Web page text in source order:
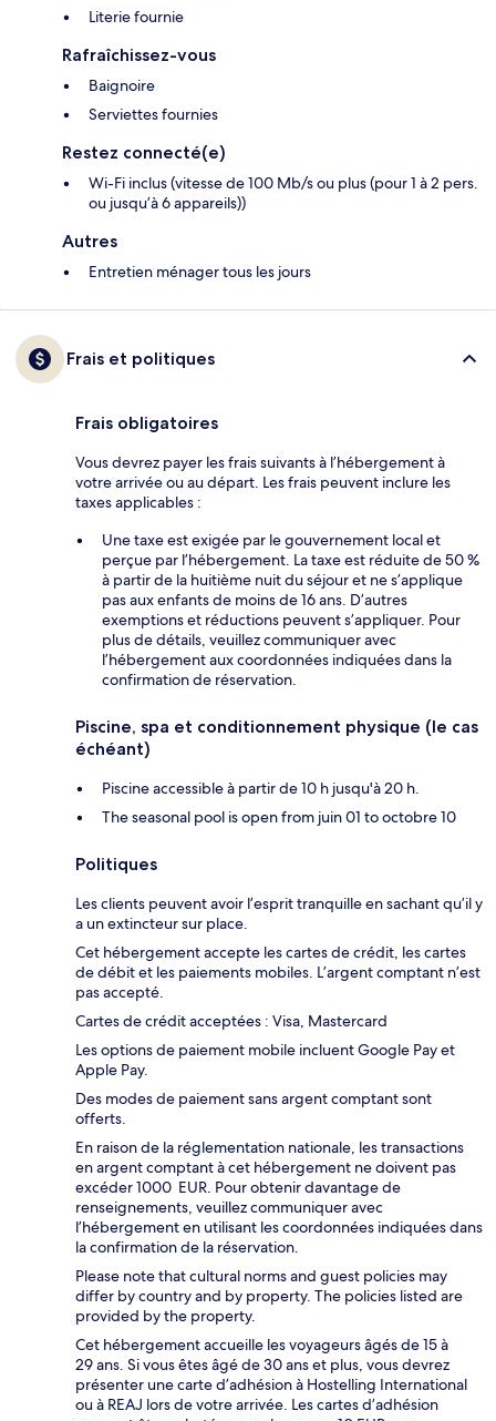
Literie fournie
Rafraîchissez-vous
Baignoire
Serviettes fournies
Restez connecté(e)
Wi-Fi inclus (vitesse de 100 Mb/s ou plus (pour 1 à 2 pers.
ou jusqu’à 6 appareils))
Autres
Entretien ménager tous les jours
Frais et politiques
Frais obligatoires
Vous devrez payer les frais suivants à l’hébergement à
votre arrivée ou au départ. Les frais peuvent inclure les
taxes applicables :
Une taxe est exigée par le gouvernement local et
perçue par l’hébergement. La taxe est réduite de 50 %
à partir de la huitième nuit du séjour et ne s’applique
pas aux enfants de moins de 16 ans. D’autres
exemptions et réductions peuvent s’appliquer. Pour
plus de détails, veuillez communiquer avec
l’hébergement aux coordonnées indiquées dans la
confirmation de réservation.
Piscine, spa et conditionnement physique (le cas
échéant)
Piscine accessible à partir de 10 h jusqu'à 20 h.
The seasonal pool is open from juin 01 to octobre 10
Politiques
Les clients peuvent avoir l’esprit tranquille en sachant qu’il y
a un extincteur sur place.
Cet hébergement accepte les cartes de crédit, les cartes
de débit et les paiements mobiles. L’argent comptant n’est
pas accepté.
Cartes de crédit acceptées : Visa, Mastercard
Les options de paiement mobile incluent Google Pay et
Apple Pay.
Des modes de paiement sans argent comptant sont
offerts.
En raison de la réglementation nationale, les transactions
en argent comptant à cet hébergement ne doivent pas
excéder 1000 EUR. Pour obtenir davantage de
renseignements, veuillez communiquer avec
l’hébergement en utilisant les coordonnées indiquées dans
la confirmation de la réservation.
Please note that cultural norms and guest policies may
differ by country and by property. The policies listed are
provided by the property.
Cet hébergement accueille les voyageurs âgés de 15 à
29 ans. Si vous êtes âgé de 30 ans et plus, vous devrez
présenter une carte d’adhésion à Hostelling International
ou à REAJ lors de votre arrivée. Les cartes d’adhésion